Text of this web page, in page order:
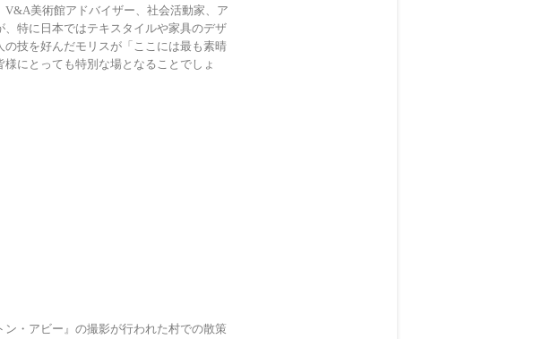
美術館アドバイザー、社会活動家、ア
特に日本ではテキスタイルや家具のデザ
技を好んだモリスが「ここには最も素晴
にとっても特別な場となることでしょ
・アビー』の撮影が行われた村での散策